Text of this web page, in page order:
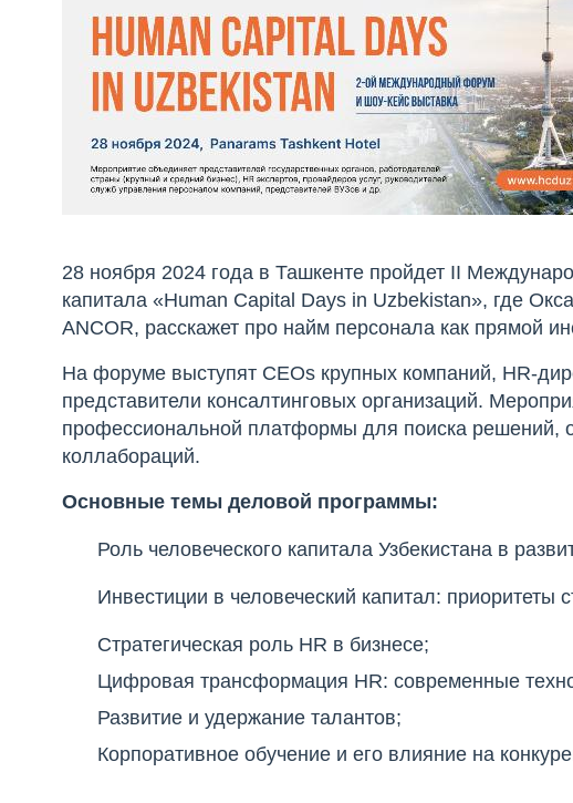
28 ноября 2024 года в Ташкенте пройдет II
капитала «Human Capital Days in Uzbekistan», где
ANCOR, расскажет про найм персонала как прямой
На форуме выступят CEOs крупных компаний, HR-
представители консалтинговых организаций.
профессиональной платформы для поиска решений,
коллабораций.
Основные темы деловой программы:
Роль человеческого капитала Узбекистана в
Инвестиции в человеческий капитал: приоритеты
Стратегическая роль HR в бизнесе;
Цифровая трансформация HR: современные
Развитие и удержание талантов;
Корпоративное обучение и его влияние на